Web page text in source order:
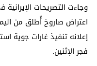
وجاءت التصريحات
اعتراض صاروخ أُطلق من
إعلانه تنفيذ غارات
فجر الإثنين.